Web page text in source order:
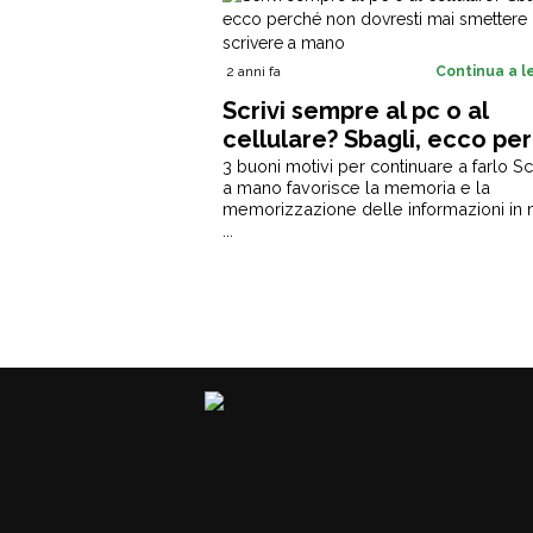
2 anni fa Continua a
Scrivi sempre al pc o al
cellulare? Sbagli, ecco
non dovresti mai
scrivere a mano
3 buoni motivi per continuare a farlo
a mano favorisce la memoria e la
memorizzazione delle informazioni in